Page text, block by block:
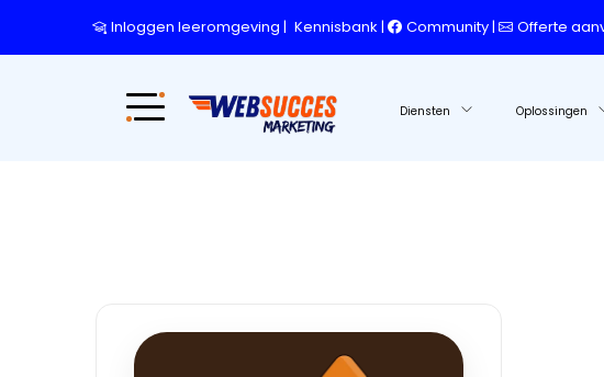
Inloggen leeromgeving | Kennisbank | Community| Offerte
Diensten Oplossingen